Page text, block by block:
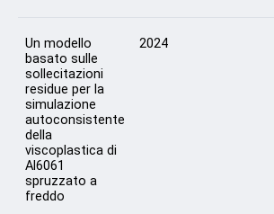
Un modello
basato sulle
sollecitazioni
residue per la
simulazione
autoconsistente
della
viscoplastica di
Al6061
spruzzato a
freddo
2024